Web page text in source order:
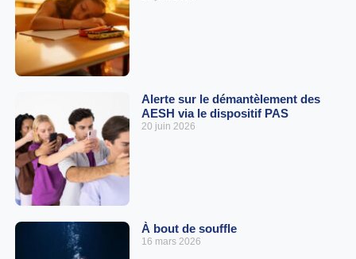
Alerte sur le démantèlement des
AESH via le dispositif PAS
20 juin 2026
À bout de souffle
16 mars 2026